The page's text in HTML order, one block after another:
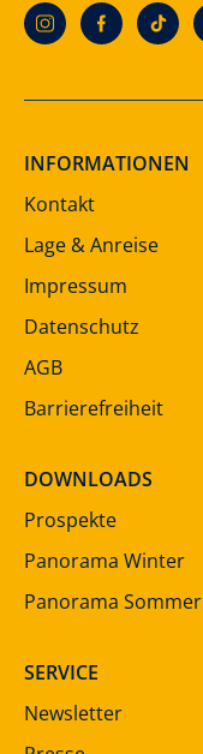
INFORMATIONEN
Kontakt
Lage & Anreise
Impressum
Datenschutz
AGB
Barrierefreiheit
DOWNLOADS
Prospekte
Panorama Winter
Panorama Sommer
SERVICE
Newsletter